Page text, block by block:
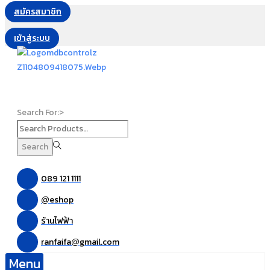
สมัครสมาชิก
เข้าสู่ระบบ
Search For:>
Search
089 121 1111
@eshop
ร้านไฟฟ้า
ranfaifa@gmail.com
Menu